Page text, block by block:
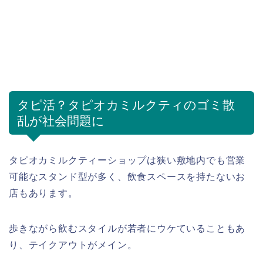
タピ活？タピオカミルクティのゴミ散
乱が社会問題に
タピオカミルクティーショップは狭い敷地内でも営業
可能なスタンド型が多く、飲食スペースを持たないお
店もあります。
歩きながら飲むスタイルが若者にウケていることもあ
り、テイクアウトがメイン。